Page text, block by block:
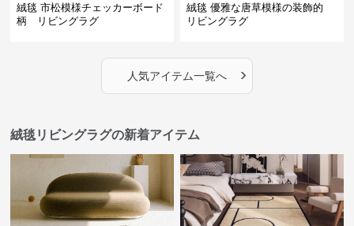
絨毯 市松模様チェッカーボード
柄 リビングラグ
絨毯 優雅な唐草模様の装飾的
リビングラグ
人気アイテム一覧へ ›
絨毯リビングラグの新着アイテム